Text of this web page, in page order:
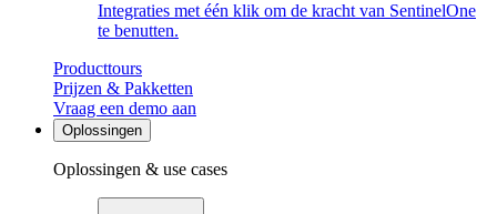
Integraties met één klik om de kracht van SentinelOne
te benutten.
Producttours
Prijzen & Pakketten
Vraag een demo aan
Oplossingen
Oplossingen & use cases